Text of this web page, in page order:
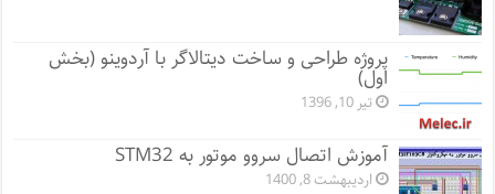
پروژه طراحی و ساخت دیتالاگر با آردوینو (بخش
اول)
تیر 10, 1396
آموزش اتصال سروو موتور به STM32
اردیبهشت 8, 1400